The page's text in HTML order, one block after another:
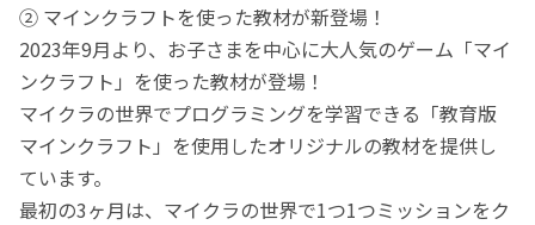
② マインクラフトを使った教材が新登場！
2023年9月より、お子さまを中心に大人気のゲーム「マイ
ンクラフト」を使った教材が登場！
マイクラの世界でプログラミングを学習できる「教育版
マインクラフト」を使用したオリジナルの教材を提供し
ています。
最初の3ヶ月は、マイクラの世界で1つ1つミッションをク